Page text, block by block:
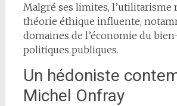
Malgré ses limites, l’utilitarisme
théorie éthique influente,
domaines de l’économie du
politiques publiques.
Un hédoniste
Michel Onfray